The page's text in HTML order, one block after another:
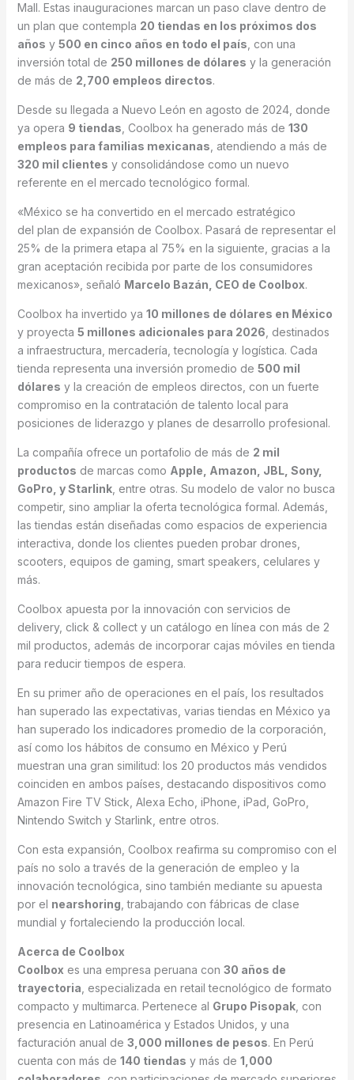
Mall. Estas inauguraciones marcan un paso clave dentro de
un plan que contempla 20 tiendas en los próximos dos
años y 500 en cinco años en todo el país , con una
inversión total de 250 millones de dólares y la generación
de más de 2,700 empleos directos.
Desde su llegada a Nuevo León en agosto de 2024, donde
ya opera 9 tiendas , Coolbox ha generado más de 130
empleos para familias mexicanas , atendiendo a más de
320 mil clientes y consolidándose como un nuevo
referente en el mercado tecnológico formal.
«México se ha convertido en el mercado estratégico
del plan de expansión de Coolbox. Pasará de representar el
25% de la primera etapa al 75% en la siguiente, gracias a la
gran aceptación recibida por parte de los consumidores
mexicanos», señaló Marcelo Bazán, CEO de Coolbox.
Coolbox ha invertido ya 10 millones de dólares en México
y proyecta 5 millones adicionales para 2026 , destinados
a infraestructura, mercadería, tecnología y logística. Cada
tienda representa una inversión promedio de 500 mil
dólares y la creación de empleos directos, con un fuerte
compromiso en la contratación de talento local para
posiciones de liderazgo y planes de desarrollo profesional.
La compañía ofrece un portafolio de más de 2 mil
productos de marcas como Apple, Amazon, JBL, Sony,
GoPro, y Starlink, entre otras. Su modelo de valor no busca
competir, sino ampliar la oferta tecnológica formal. Además,
las tiendas están diseñadas como espacios de experiencia
interactiva, donde los clientes pueden probar drones,
scooters, equipos de gaming, smart speakers, celulares y
más.
Coolbox apuesta por la innovación con servicios de
delivery, click & collect y un catálogo en línea con más de 2
mil productos, además de incorporar cajas móviles en tienda
para reducir tiempos de espera.
En su primer año de operaciones en el país, los resultados
han superado las expectativas, varias tiendas en México ya
han superado los indicadores promedio de la corporación,
así como los hábitos de consumo en México y Perú
muestran una gran similitud: los 20 productos más vendidos
coinciden en ambos países, destacando dispositivos como
Amazon Fire TV Stick, Alexa Echo, iPhone, iPad, GoPro,
Nintendo Switch y Starlink, entre otros.
Con esta expansión, Coolbox reafirma su compromiso con el
país no solo a través de la generación de empleo y la
innovación tecnológica, sino también mediante su apuesta
por el nearshoring , trabajando con fábricas de clase
mundial y fortaleciendo la producción local.
Acerca de Coolbox
Coolbox es una empresa peruana con 30 años de
trayectoria , especializada en retail tecnológico de formato
compacto y multimarca. Pertenece al Grupo Pisopak, con
presencia en Latinoamérica y Estados Unidos, y una
facturación anual de 3,000 millones de pesos. En Perú
cuenta con más de 140 tiendas y más de 1,000